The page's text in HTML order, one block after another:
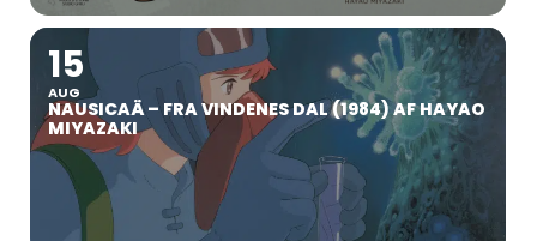
15
AUG
NAUSICAÄ – FRA VINDENES DAL (1984) AF HAYAO
MIYAZAKI